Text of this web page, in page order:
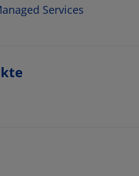
Services